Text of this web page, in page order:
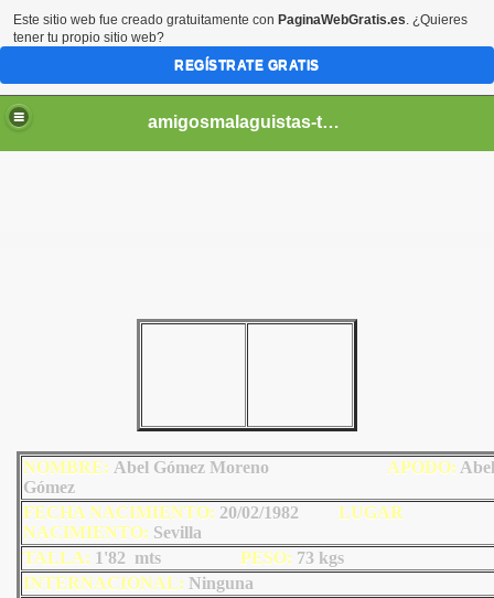
amigosmalaguistas-temporadas
NOMBRE: Abel Gómez Moreno APODO: Abel
Gómez
FECHA NACIMIENTO: 20/02/1982 LUGAR
NACIMIENTO: Sevilla
TALLA: 1'82 mts PESO: 73 kgs
INTERNACIONAL: Ninguna
Este sitio web fue creado gratuitamente con PaginaWebGratis.es. ¿Quieres
tener tu propio sitio web?
REGÍSTRATE GRATIS